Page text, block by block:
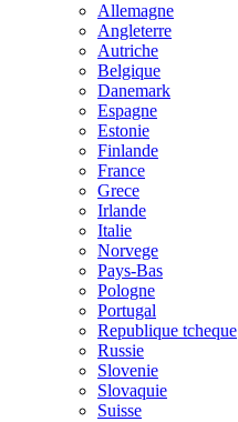
Allemagne
Angleterre
Autriche
Belgique
Danemark
Espagne
Estonie
Finlande
France
Grece
Irlande
Italie
Norvege
Pays-Bas
Pologne
Portugal
Republique tcheque
Russie
Slovenie
Slovaquie
Suisse